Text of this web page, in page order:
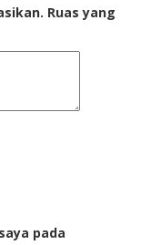
Ruas yang
pada